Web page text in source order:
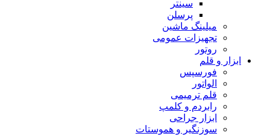
سینتر
پرسلن
میلینگ ماشین
تجهیزات عمومی
روتور
ابزار و قلم
فورسپس
الواتور
قلم ترمیمی
رابردم و کلمپ
ابزار جراحی
سوزنگیر و هموستات